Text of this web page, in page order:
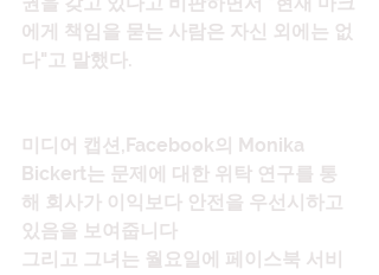
에게 책임을 묻는 사람은 자신 외에는 없
다"고 말했다.
미디어 캡션,Facebook의 Monika
Bickert는 문제에 대한 위탁 연구를 통
해 회사가 이익보다 안전을 우선시하고
있음을 보여줍니다
그리고 그녀는 월요일에 페이스북 서비